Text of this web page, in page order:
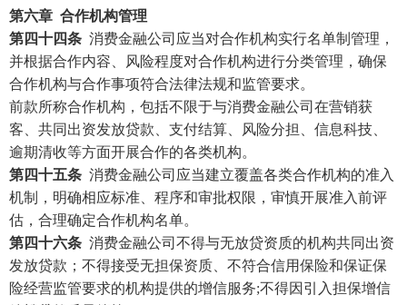
第六章 合作机构管理
第四十四条 消费金融公司应当对合作机构实行名单制管理，
并根据合作内容、风险程度对合作机构进行分类管理，确保
合作机构与合作事项符合法律法规和监管要求。
前款所称合作机构，包括不限于与消费金融公司在营销获
客、共同出资发放贷款、支付结算、风险分担、信息科技、
逾期清收等方面开展合作的各类机构。
第四十五条 消费金融公司应当建立覆盖各类合作机构的准入
机制，明确相应标准、程序和审批权限，审慎开展准入前评
估，合理确定合作机构名单。
第四十六条 消费金融公司不得与无放贷资质的机构共同出资
发放贷款；不得接受无担保资质、不符合信用保险和保证保
险经营监管要求的机构提供的增信服务;不得因引入担保增信